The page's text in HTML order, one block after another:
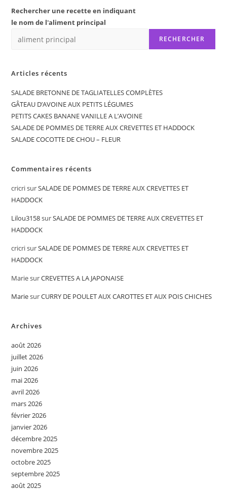
Rechercher une recette en indiquant
le nom de l'aliment principal
RECHERCHER
Articles récents
SALADE BRETONNE DE TAGLIATELLES COMPLÈTES
GÂTEAU D’AVOINE AUX PETITS LÉGUMES
PETITS CAKES BANANE VANILLE A L’AVOINE
SALADE DE POMMES DE TERRE AUX CREVETTES ET HADDOCK
SALADE COCOTTE DE CHOU – FLEUR
Commentaires récents
cricrisurSALADE DE POMMES DE TERRE AUX CREVETTES ET
HADDOCK
Lilou3158surSALADE DE POMMES DE TERRE AUX CREVETTES ET
HADDOCK
cricrisurSALADE DE POMMES DE TERRE AUX CREVETTES ET
HADDOCK
MariesurCREVETTES A LA JAPONAISE
MariesurCURRY DE POULET AUX CAROTTES ET AUX POIS CHICHES
Archives
août 2026
juillet 2026
juin 2026
mai 2026
avril 2026
mars 2026
février 2026
janvier 2026
décembre 2025
novembre 2025
octobre 2025
septembre 2025
août 2025